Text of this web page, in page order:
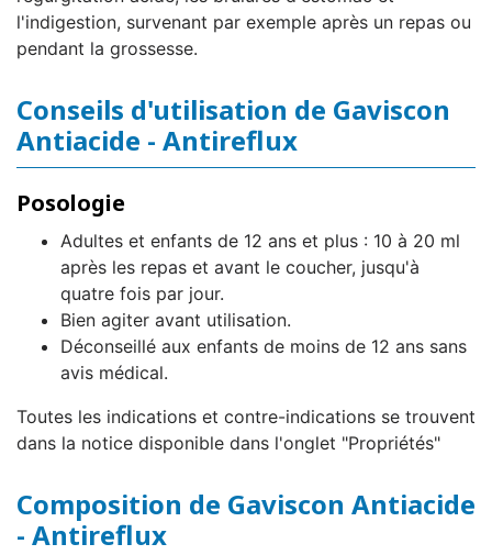
l'indigestion, survenant par exemple après un repas ou
pendant la grossesse.
Conseils d'utilisation de Gaviscon
Antiacide - Antireflux
Posologie
Adultes et enfants de 12 ans et plus : 10 à 20 ml
après les repas et avant le coucher, jusqu'à
quatre fois par jour.
Bien agiter avant utilisation.
Déconseillé aux enfants de moins de 12 ans sans
avis médical.
Toutes les indications et contre-indications se trouvent
dans la notice disponible dans l'onglet "Propriétés"
Composition de Gaviscon Antiacide
- Antireflux